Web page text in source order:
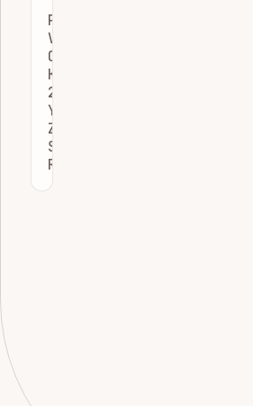
PERPLEXITY
VE
COPILOT
KARŞILAŞTIRMASI:
2026
YAPAY
ZEKA
SEO
REHBERI